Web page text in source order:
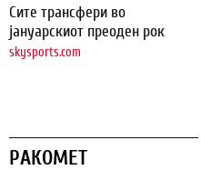
Сите трансфери во
јануарскиот преоден рок
skysports.com
РАКОМЕТ